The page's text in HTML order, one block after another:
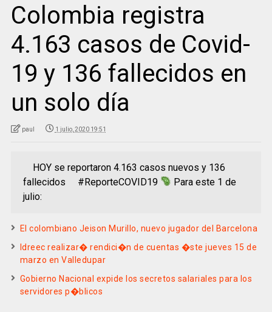
Colombia registra
4.163 casos de Covid-
19 y 136 fallecidos en
un solo día
paul 1 julio, 2020 19:51
HOY se reportaron 4.163 casos nuevos y 136
fallecidos #ReporteCOVID19
Para este 1 de
julio:
El colombiano Jeison Murillo, nuevo jugador del Barcelona
Idreec realizar� rendici�n de cuentas �ste jueves 15 de
marzo en Valledupar
Gobierno Nacional expide los secretos salariales para los
servidores p�blicos